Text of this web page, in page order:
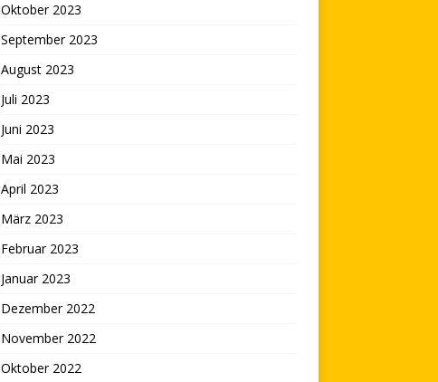
Oktober 2023
September 2023
August 2023
Juli 2023
Juni 2023
Mai 2023
April 2023
März 2023
Februar 2023
Januar 2023
Dezember 2022
November 2022
Oktober 2022